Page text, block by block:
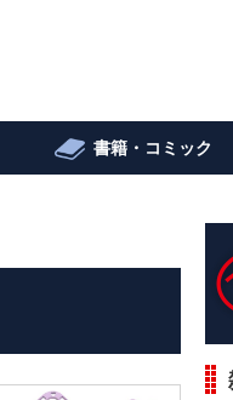
書籍・コミック